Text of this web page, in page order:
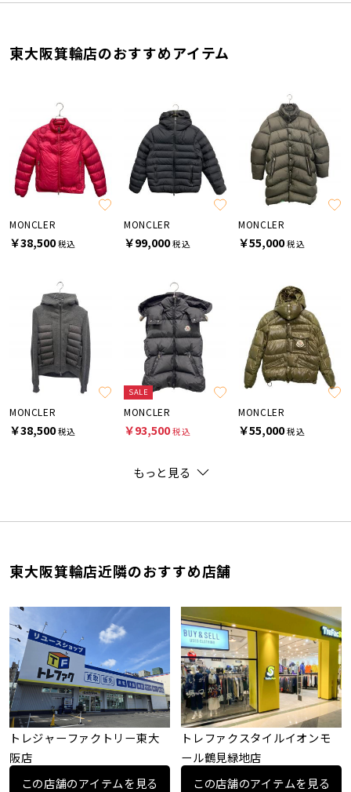
東大阪箕輪店のおすすめアイテム
MONCLER
￥38,500税込
MONCLER
￥99,000税込
MONCLER
￥55,000税込
MONCLER
￥38,500税込
SALE
MONCLER
￥93,500税込
MONCLER
￥55,000税込
もっと見る
東大阪箕輪店近隣のおすすめ店舗
トレジャーファクトリー東大
阪店
この店舗のアイテムを見る
トレファクスタイルイオンモ
ール鶴見緑地店
この店舗のアイテムを見る